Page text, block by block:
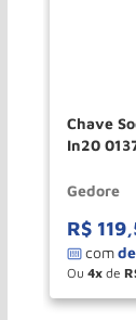
Chave
In20
Gedore
R$ 119,
Ou 4 de
－